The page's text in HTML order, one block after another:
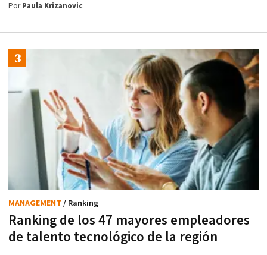
PorPaula Krizanovic
Ranking de los 47 mayores empleadores
de talento tecnológico de la región
MANAGEMENT / Ranking